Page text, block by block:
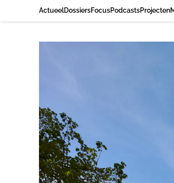
ActueelDossiersFocusPodcastsProjecten